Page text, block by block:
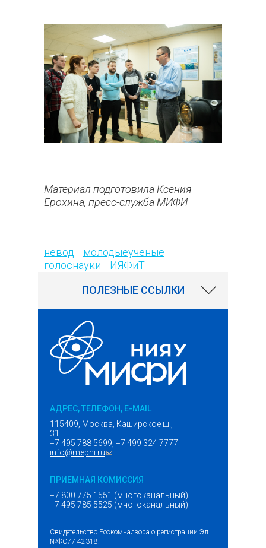
Материал подготовила Ксения
Ерохина, пресс-служба МИФИ
невод
молодыеученые
голоснауки
ИЯФиТ
ПОЛЕЗНЫЕ ССЫЛКИ
АДРЕС, ТЕЛЕФОН, E-MAIL
115409, Москва, Каширское ш.,
31
+7 495 788 5699, +7 499 324 7777
info@mephi.ru(ссылка для отправки email)
ПРИЕМНАЯ КОМИССИЯ
+7 800 775 1551 (многоканальный)
+7 495 785 5525 (многоканальный)
Свидетельство Роскомнадзора о регистрации Эл
№ФС77-42318.